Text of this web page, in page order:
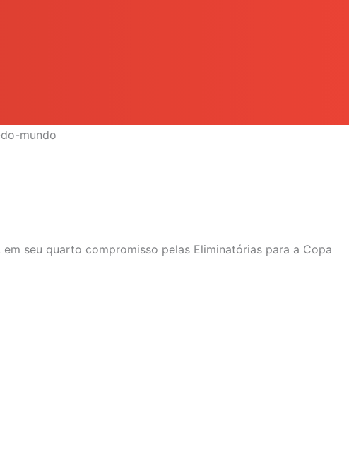
seu quarto compromisso pelas Eliminatórias para a Copa